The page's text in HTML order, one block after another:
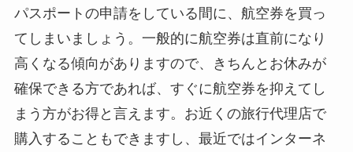
パスポートの申請をしている間に、航空券を買っ
てしまいましょう。一般的に航空券は直前になり
高くなる傾向がありますので、きちんとお休みが
確保できる方であれば、すぐに航空券を抑えてし
まう方がお得と言えます。お近くの旅行代理店で
購入することもできますし、最近ではインターネ